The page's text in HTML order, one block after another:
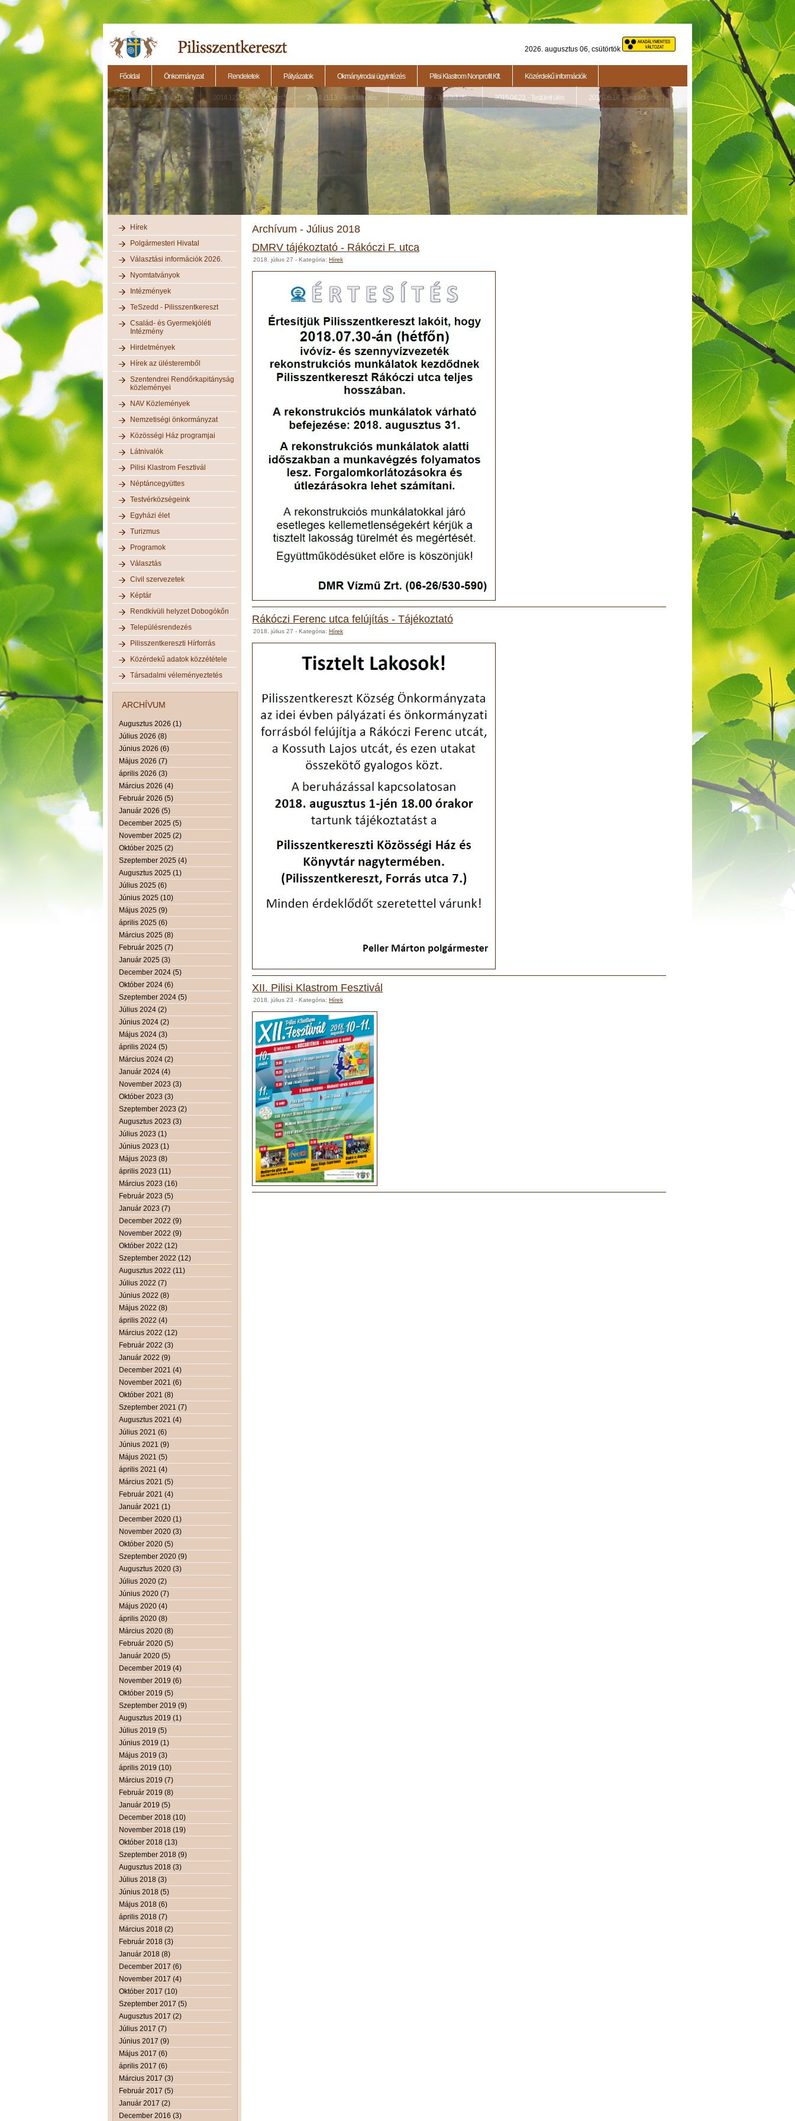
2026. augusztus 06, csütörtök
Főoldal Önkormányzat Rendeletek Pályázatok Okmányirodai ügyintézés Pilisi Klastrom Nonprofit Kft. Közérdekű információk
2014.11.27. - Testületi ülés 2014.12.28. - Testületi ülés 2014.11.13. - Testületi ülés 2015.01.29. - Testületi ülés 2015.04.23. - Testületi ülés 2015.05.14. - Testületi ülés
Hírek
Polgármesteri Hivatal
Választási információk 2026.
Nyomtatványok
Intézmények
TeSzedd - Pilisszentkereszt
Család- és Gyermekjóléti
Intézmény
Hirdetmények
Hírek az ülésteremből
Szentendrei Rendőrkapitányság
közleményei
NAV Közlemények
Nemzetiségi önkormányzat
Közösségi Ház programjai
Látnivalók
Pilisi Klastrom Fesztivál
Néptáncegyüttes
Testvérközségeink
Egyházi élet
Turizmus
Programok
Választás
Civil szervezetek
Képtár
Rendkívüli helyzet Dobogókőn
Településrendezés
Pilisszentkereszti Hírforrás
Közérdekű adatok közzététele
Társadalmi véleményeztetés
ARCHÍVUM
Augusztus 2026 (1)
Július 2026 (8)
Június 2026 (6)
Május 2026 (7)
április 2026 (3)
Március 2026 (4)
Február 2026 (5)
Január 2026 (5)
December 2025 (5)
November 2025 (2)
Október 2025 (2)
Szeptember 2025 (4)
Augusztus 2025 (1)
Július 2025 (6)
Június 2025 (10)
Május 2025 (9)
április 2025 (6)
Március 2025 (8)
Február 2025 (7)
Január 2025 (3)
December 2024 (5)
Október 2024 (6)
Szeptember 2024 (5)
Július 2024 (2)
Június 2024 (2)
Május 2024 (3)
április 2024 (5)
Március 2024 (2)
Január 2024 (4)
November 2023 (3)
Október 2023 (3)
Szeptember 2023 (2)
Augusztus 2023 (3)
Július 2023 (1)
Június 2023 (1)
Május 2023 (8)
április 2023 (11)
Március 2023 (16)
Február 2023 (5)
Január 2023 (7)
December 2022 (9)
November 2022 (9)
Október 2022 (12)
Szeptember 2022 (12)
Augusztus 2022 (11)
Július 2022 (7)
Június 2022 (8)
Május 2022 (8)
április 2022 (4)
Március 2022 (12)
Február 2022 (3)
Január 2022 (9)
December 2021 (4)
November 2021 (6)
Október 2021 (8)
Szeptember 2021 (7)
Augusztus 2021 (4)
Július 2021 (6)
Június 2021 (9)
Május 2021 (5)
április 2021 (4)
Március 2021 (5)
Február 2021 (4)
Január 2021 (1)
December 2020 (1)
November 2020 (3)
Október 2020 (5)
Szeptember 2020 (9)
Augusztus 2020 (3)
Július 2020 (2)
Június 2020 (7)
Május 2020 (4)
április 2020 (8)
Március 2020 (8)
Február 2020 (5)
Január 2020 (5)
December 2019 (4)
November 2019 (6)
Október 2019 (5)
Szeptember 2019 (9)
Augusztus 2019 (1)
Július 2019 (5)
Június 2019 (1)
Május 2019 (3)
április 2019 (10)
Március 2019 (7)
Február 2019 (8)
Január 2019 (5)
December 2018 (10)
November 2018 (19)
Október 2018 (13)
Szeptember 2018 (9)
Augusztus 2018 (3)
Július 2018 (3)
Június 2018 (5)
Május 2018 (6)
április 2018 (7)
Március 2018 (2)
Február 2018 (3)
Január 2018 (8)
December 2017 (6)
November 2017 (4)
Október 2017 (10)
Szeptember 2017 (5)
Augusztus 2017 (2)
Július 2017 (7)
Június 2017 (9)
Május 2017 (6)
április 2017 (6)
Március 2017 (3)
Február 2017 (5)
Január 2017 (2)
December 2016 (3)
Archívum - Július 2018
DMRV tájékoztató - Rákóczi F. utca
2018. július 27 - Kategória: Hírek
Rákóczi Ferenc utca felújítás - Tájékoztató
2018. július 27 - Kategória: Hírek
XII. Pilisi Klastrom Fesztivál
2018. július 23 - Kategória: Hírek